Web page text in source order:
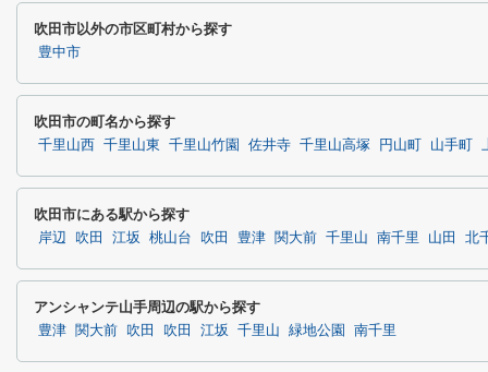
吹田市以外の市区町村から探す
豊中市
吹田市の町名から探す
千里山西 千里山東 千里山竹園 佐井寺 千里山高塚 円山町 山手町
吹田市にある駅から探す
岸辺 吹田 江坂 桃山台 吹田 豊津 関大前 千里山 南千里 山田 北
アンシャンテ山手周辺の駅から探す
豊津 関大前 吹田 吹田 江坂 千里山 緑地公園 南千里